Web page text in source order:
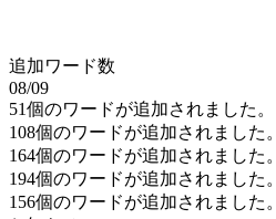
追加ワード数
08/09
51個のワードが追加されました。
108個のワードが追加されました。
164個のワードが追加されました。
194個のワードが追加されました。
156個のワードが追加されました。